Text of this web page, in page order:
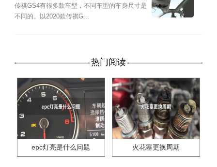
传祺GS4有很多款车型，不同车型的车身尺寸是
不同的。以2020款传祺G...
热门阅读
epc灯亮是什么问题 火花塞更换周期